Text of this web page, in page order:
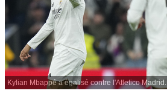
Kylian Mbappé a égalisé contre l'Atletico Madrid.